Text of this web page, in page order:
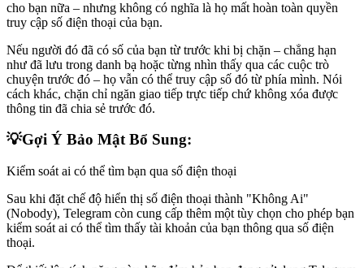
cho bạn nữa – nhưng không có nghĩa là họ mất hoàn toàn quyền
truy cập số điện thoại của bạn.
Nếu người đó đã có số của bạn từ trước khi bị chặn – chẳng hạn
như đã lưu trong danh bạ hoặc từng nhìn thấy qua các cuộc trò
chuyện trước đó – họ vẫn có thể truy cập số đó từ phía mình. Nói
cách khác, chặn chỉ ngăn giao tiếp trực tiếp chứ không xóa được
thông tin đã chia sẻ trước đó.
💡Gợi Ý Bảo Mật Bổ Sung:
Kiểm soát ai có thể tìm bạn qua số điện thoại
Sau khi đặt chế độ hiển thị số điện thoại thành "Không Ai"
(Nobody), Telegram còn cung cấp thêm một tùy chọn cho phép bạn
kiểm soát ai có thể tìm thấy tài khoản của bạn thông qua số điện
thoại.